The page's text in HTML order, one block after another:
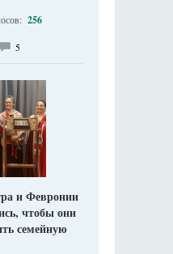
256
5
и Февронии
чтобы они
семейную